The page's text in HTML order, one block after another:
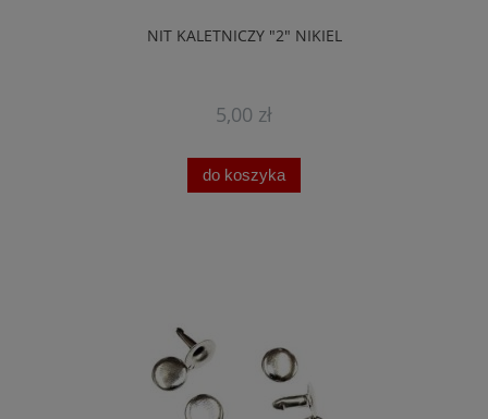
NIT KALETNICZY "2" NIKIEL
5,00 zł
do koszyka